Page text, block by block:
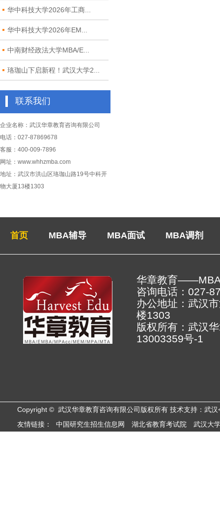
华中科技大学2026年工商...
华中科技大学2026年EM...
中南财经政法大学MBA/E...
珞珈山下启新程！武汉大学2...
联系我们
企业名称：武汉华章教育咨询有限公司
电话：027-87869678
客服：400-009-7896
网址：www.whhzmba.com
地址：武汉市洪山区珞珈山路19号中科开
物大厦13楼1303
首页 MBA辅导 MBA面试 MBA调剂
华章教育
咨询电话：027-
办公地址：武汉
楼
版权所有：武汉
13003359号-1
Copyright © 武汉华章教育咨询有限公司版权所有 技术支持：武汉
友情链接：
中国研究生招生信息网 湖北省教育考试院 武汉大